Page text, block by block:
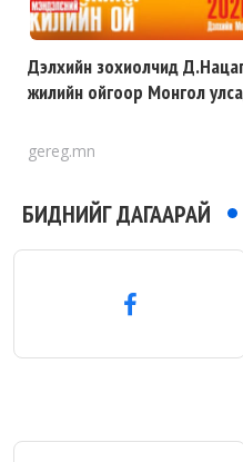
Дэлхийн зохиолчид
жилийн ойгоор Монгол
gereg.mn
БИДНИЙГ ДАГААРАЙ